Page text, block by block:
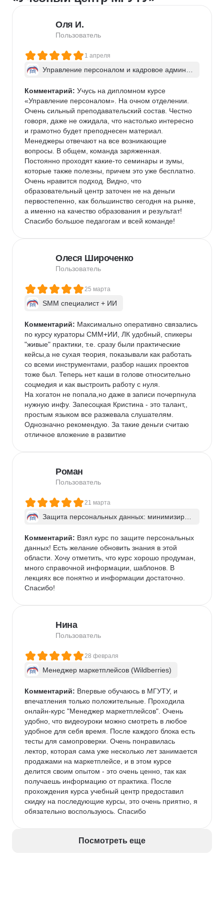
Оля И.
Пользователь
1 апреля
Управление персоналом и кадровое админис
Комментарий: Учусь на дипломном курсе
«Управление персоналом». На очном отделении.
Очень сильный преподавательский состав. Честно
говоря, даже не ожидала, что настолько интересно
и грамотно будет преподнесен материал.
Менеджеры отвечают на все возникающие
вопросы. В общем, команда заряженная.
Постоянно проходят какие-то семинары и зумы,
которые также полезны, причем это уже бесплатно.
Очень нравится подход. Видно, что
образовательный центр заточен не на деньги
первостепенно, как большинство сегодня на рынке,
а именно на качество образования и результат!
Спасибо большое педагогам и всей команде!
Олеся Широченко
Пользователь
25 марта
SMM специалист + ИИ
Комментарий: Максимально оперативно связались
по курсу кураторы СММ+ИИ, ЛК удобный, спикеры
"живые" практики, т.е. сразу были практические
кейсы,а не сухая теория, показывали как работать
со всеми инструментами, разбор наших проектов
тоже был. Теперь нет каши в голове относительно
соцмедия и как выстроить работу с нуля.
На хогатон не попала,но даже в записи почерпнула
нужную инфу. Запесоцкая Кристина - это талант,,
простым языком все разжевала слушателям.
Однозначно рекомендую. За такие деньги считаю
отличное вложение в развитие
Роман
Пользователь
21 марта
Защита персональных данных: минимизируе
Комментарий: Взял курс по защите персональных
данных! Есть желание обновить знания в этой
области. Хочу отметить, что курс хорошо продуман,
много справочной информации, шаблонов. В
лекциях все понятно и информации достаточно.
Спасибо!
Нина
Пользователь
28 февраля
Менеджер маркетплейсов (Wildberries)
Комментарий: Впервые обучаюсь в МГУТУ, и
впечатления только положительные. Проходила
онлайн-курс "Менеджер маркетплейсов". Очень
удобно, что видеоуроки можно смотреть в любое
удобное для себя время. После каждого блока есть
тесты для самопроверки. Очень понравилась
лектор, которая сама уже несколько лет занимается
продажами на маркетплейсе, и в этом курсе
делится своим опытом - это очень ценно, так как
получаешь информацию от практика. После
прохождения курса учебный центр предоставил
скидку на последующие курсы, это очень приятно, я
обязательно воспользуюсь. Спасибо
Посмотреть еще